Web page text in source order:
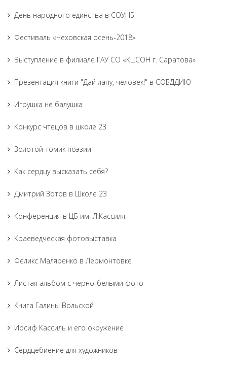
День народного единства в СОУНБ
Фестиваль «Чеховская осень-2018»
Выступление в филиале ГАУ СО «КЦСОН г. Саратова»
Презентация книги "Дай лапу, человек!" в СОБДДИЮ
Игрушка не балушка
Конкурс чтецов в школе 23
Золотой томик поэзии
Как сердцу высказать себя?
Дмитрий Зотов в Школе 23
Конференция в ЦБ им. Л.Кассиля
Краеведческая фотовыставка
Феликс Маляренко в Лермонтовке
Листая альбом с черно-белыми фото
Книга Галины Вольской
Иосиф Кассиль и его окружение
Сердцебиение для художников